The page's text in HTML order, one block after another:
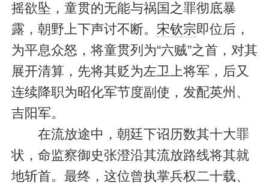
摇欲坠，童贯的无能与祸国之罪彻底暴
露，朝野上下声讨不断。 宋钦宗即位后，
为平息众怒，将童贯列为“六贼”之首，对其
展开清算，先将其贬为左卫上将军，后又
连续降职为昭化军节度副使，发配英州、
吉阳军。
在流放途中，朝廷下诏历数其十大罪
状，命监察御史张澄沿其流放路线将其就
地斩首。最终，这位曾执掌兵权二十载、